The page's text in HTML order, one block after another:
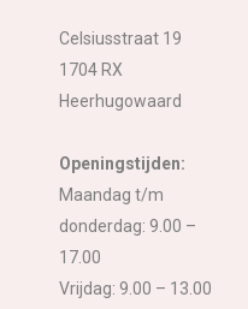
Celsiusstraat 19
1704 RX
Heerhugowaard
Openingstijden:
Maandag t/m
donderdag: 9.00 –
17.00
Vrijdag: 9.00 – 13.00